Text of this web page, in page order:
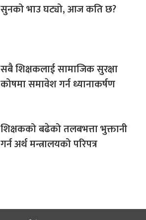
सुनको भाउ घट्यो, आज कति छ?
सबै शिक्षकलाई सामाजिक सुरक्षा
कोषमा समावेश गर्न ध्यानाकर्षण
शिक्षकको बढेको तलबभत्ता भुक्तानी
गर्न अर्थ मन्त्रालयको परिपत्र